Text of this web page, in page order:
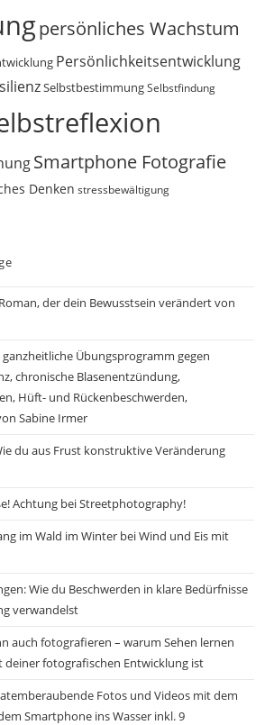
persönliches Wachstum
Persönlichkeitsentwicklung
Selbstbestimmung Selbstfindung
Smartphone Fotografie
Denken stressbewältigung
der dein Bewusstsein verändert von
ganzheitliche Übungsprogramm gegen
chronische Blasenentzündung,
Hüft- und Rückenbeschwerden,
Sabine Irmer
du aus Frust konstruktive Veränderung
Achtung bei Streetphotography!
im Wald im Winter bei Wind und Eis mit
Wie du Beschwerden in klare Bedürfnisse
verwandelst
auch fotografieren – warum Sehen lernen
deiner fotografischen Entwicklung ist
Fotos und Videos mit dem
Smartphone ins Wasser inkl. 9